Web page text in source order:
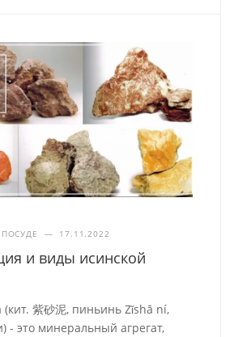
— 17.11.2022
и виды исинской
紫砂泥, пиньинь Zǐshā ní,
- это минеральный агрегат,